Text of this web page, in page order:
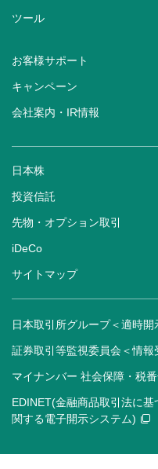
ツール
お客様サポート
キャンペーン
会社案内・IR情報
日本株
投資信託
先物・オプション取引
iDeCo
サイトマップ
日本取引所グループ＜適時開
証券取引等監視委員会＜情報
マイナンバー 社会保障・税
EDINET(金融商品取引法に
関する電子開示システム)